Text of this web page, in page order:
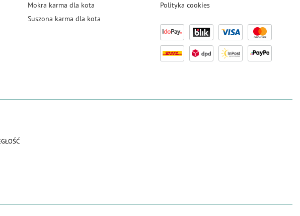
Mokra karma dla kota
Suszona karma dla kota
Polityka cookies